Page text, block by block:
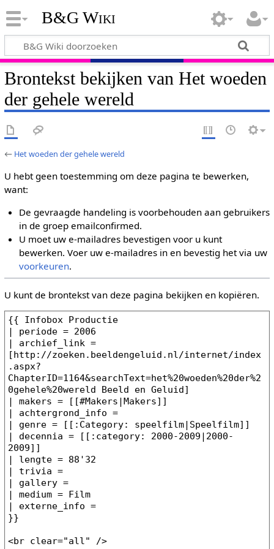
B&G Wiki
Brontekst bekijken van Het woeden
der gehele wereld
← Het woeden der gehele wereld
U hebt geen toestemming om deze pagina te bewerken,
want:
De gevraagde handeling is voorbehouden aan gebruikers
in de groep emailconfirmed.
U moet uw e-mailadres bevestigen voor u kunt
bewerken. Voer uw e-mailadres in en bevestig het via uw
voorkeuren.
U kunt de brontekst van deze pagina bekijken en kopiëren.